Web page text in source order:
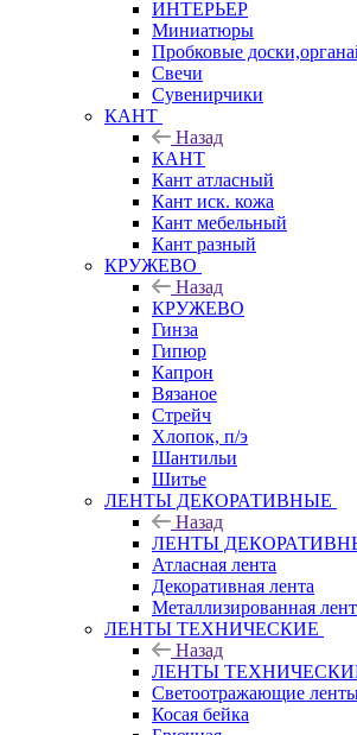
ИНТЕРЬЕР
Миниатюры
Пробковые
Свечи
Сувенирчики
КАНТ
Назад
КАНТ
Кант атласный
Кант иск. кожа
Кант мебельный
Кант разный
КРУЖЕВО
Назад
КРУЖЕВО
Гинза
Гипюр
Капрон
Вязаное
Стрейч
Хлопок, п/э
Шантильи
Шитье
ЛЕНТЫ ДЕКОРАТИВНЫЕ
Назад
ЛЕНТЫ
Атласная лента
Декоративная лента
Металлизированная
ЛЕНТЫ ТЕХНИЧЕСКИЕ
Назад
ЛЕНТЫ
Светоотражающие
Косая бейка